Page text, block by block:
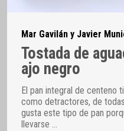
Mar Gavilán y Javier
Tostada de
ajo negro
El pan integral de centeno
como detractores, de
gusta este tipo de pan
llevarse …